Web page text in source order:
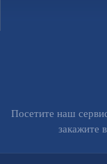
Посетите наш
закажите